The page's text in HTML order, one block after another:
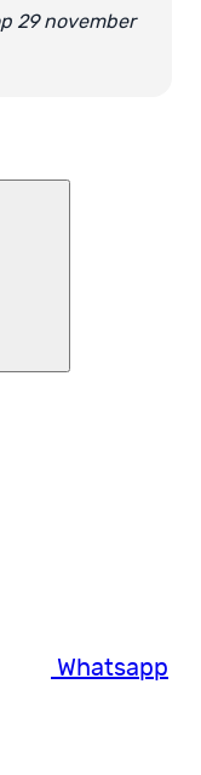
29 november
Whatsapp